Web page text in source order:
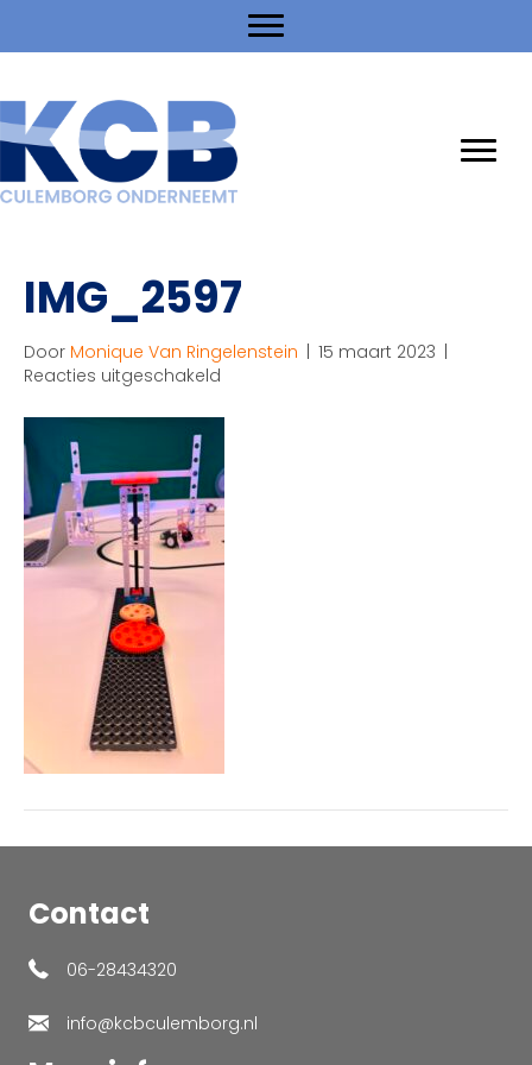
IMG_2597
Door Monique Van Ringelenstein | 15 maart 2023 |
Reacties uitgeschakeld
Contact
06-28434320
info@kcbculemborg.nl